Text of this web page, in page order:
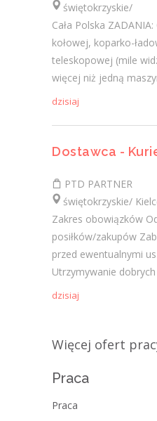
świętokrzyskie/
Cała Polska
kołowej, koparko-
teleskopowej (mile
więcej niż jedną
dzisiaj
Dostawca -
PTD PARTNER
świętokrzyskie/
Zakres obowiązków
posiłków/zakupów
przed ewentualnymi
Utrzymywanie dobrych
dzisiaj
Więcej ofert
Praca
Praca